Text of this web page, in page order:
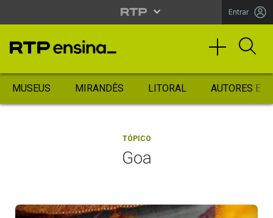
Entrar
MUSEUS MIRANDÊS LITORAL AUTORES
TÓPICO
Goa